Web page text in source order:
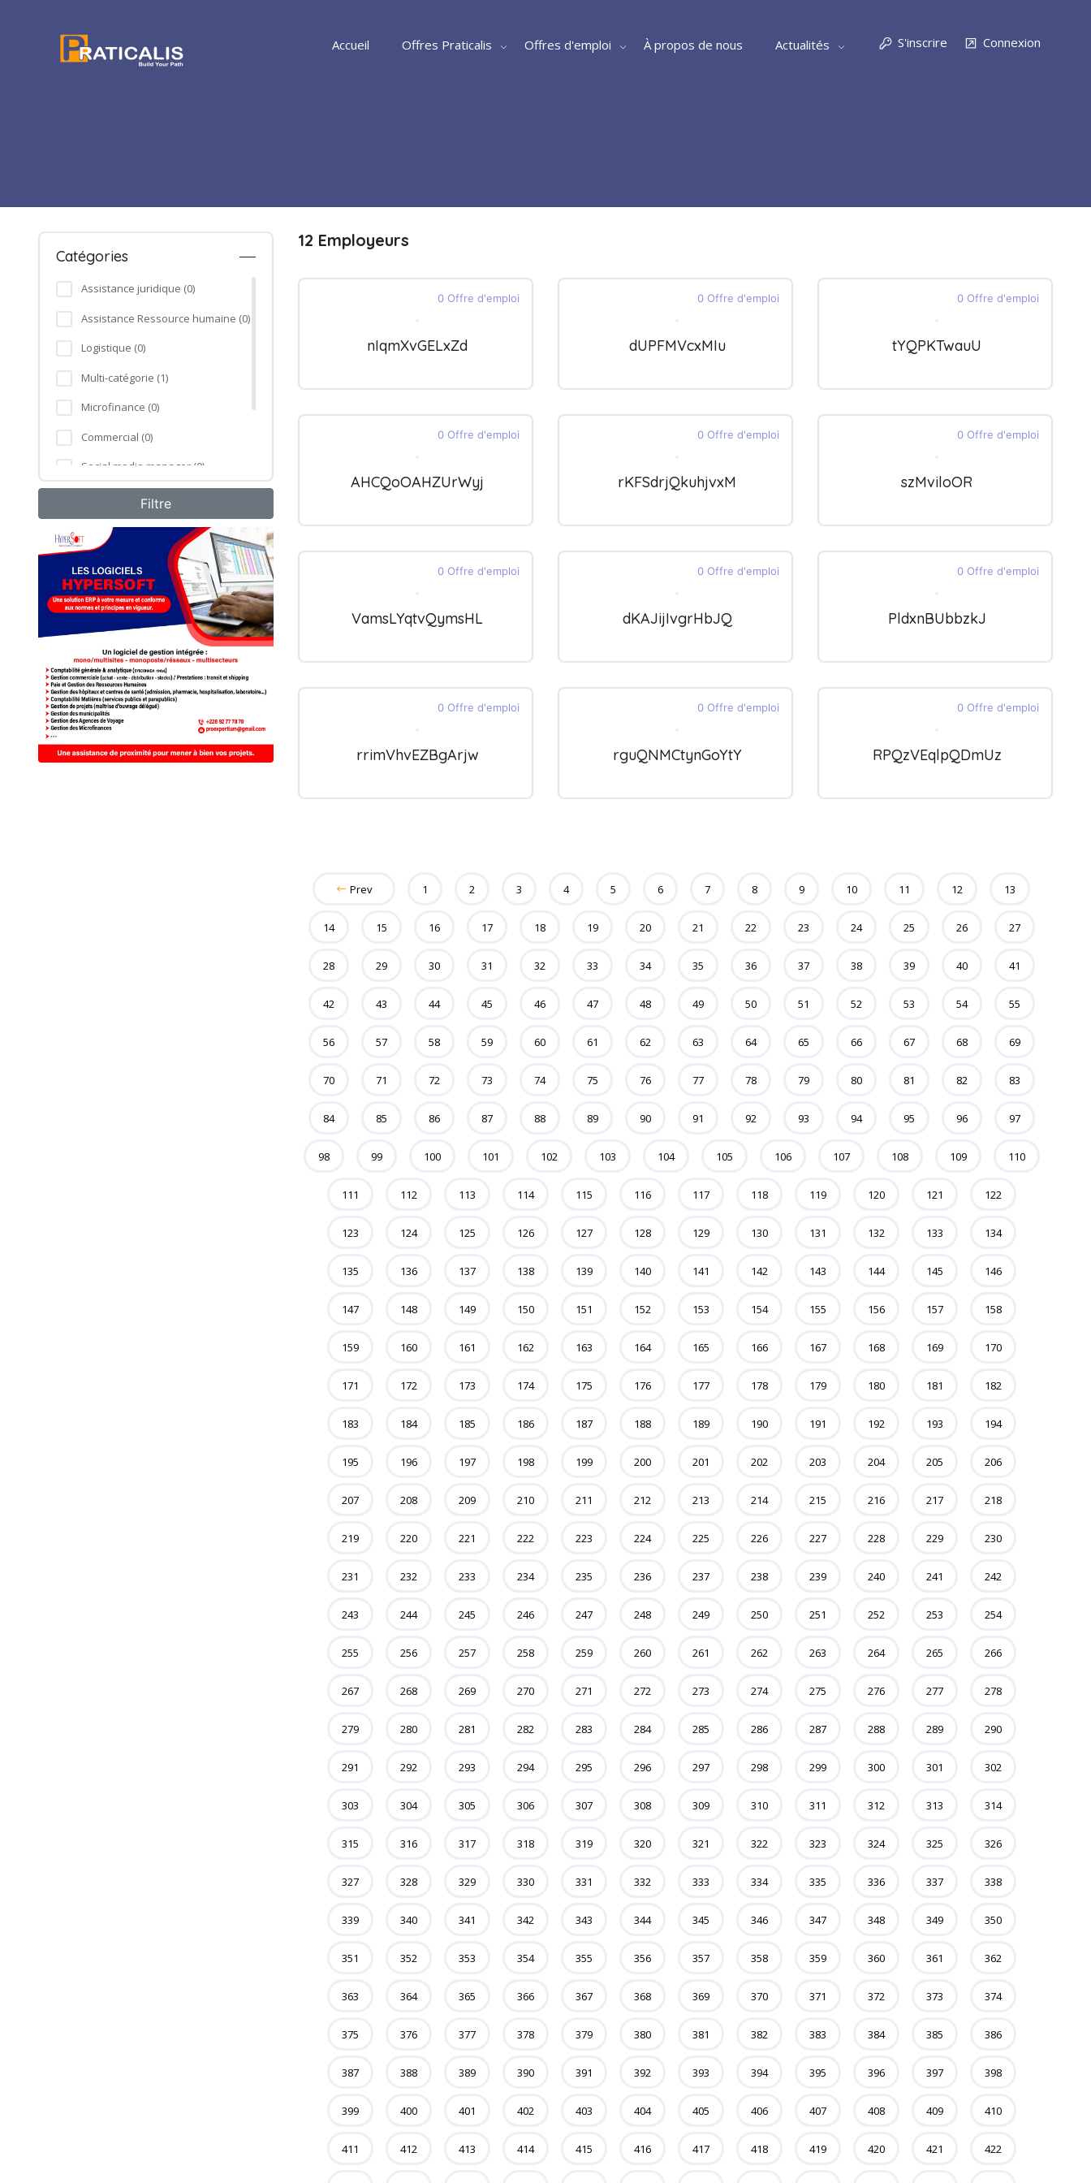
S'inscrire Connexion
Accueil Offres Praticalis Offres d'emploi À propos de nous Actualités
Catégories
Assistance juridique (0)
Assistance Ressource humaine (0)
Logistique (0)
Multi-catégorie (1)
Microfinance (0)
Commercial (0)
Social media manager (0)
Formation professionnelle (0)
Agro-industrie (0)
12 Employeurs
0 Offre d'emploi
nIqmXvGELxZd
0 Offre d'emploi
dUPFMVcxMIu
0 Offre d'emploi
tYQPKTwauU
0 Offre d'emploi
AHCQoOAHZUrWyj
0 Offre d'emploi
rKFSdrjQkuhjvxM
0 Offre d'emploi
szMviloOR
0 Offre d'emploi
VamsLYqtvQymsHL
0 Offre d'emploi
dKAJijIvgrHbJQ
0 Offre d'emploi
PldxnBUbbzkJ
0 Offre d'emploi
rrimVhvEZBgArjw
0 Offre d'emploi
rguQNMCtynGoYtY
0 Offre d'emploi
RPQzVEqlpQDmUz
Prev 1 2 3 4 5 6 7 8 9 10 11 12 13
14 15 16 17 18 19 20 21 22 23 24 25 26 27
28 29 30 31 32 33 34 35 36 37 38 39 40 41
42 43 44 45 46 47 48 49 50 51 52 53 54 55
56 57 58 59 60 61 62 63 64 65 66 67 68 69
70 71 72 73 74 75 76 77 78 79 80 81 82 83
84 85 86 87 88 89 90 91 92 93 94 95 96 97
98 99 100 101 102 103 104 105 106 107 108 109 110
111 112 113 114 115 116 117 118 119 120 121 122
123 124 125 126 127 128 129 130 131 132 133 134
135 136 137 138 139 140 141 142 143 144 145 146
147 148 149 150 151 152 153 154 155 156 157 158
159 160 161 162 163 164 165 166 167 168 169 170
171 172 173 174 175 176 177 178 179 180 181 182
183 184 185 186 187 188 189 190 191 192 193 194
195 196 197 198 199 200 201 202 203 204 205 206
207 208 209 210 211 212 213 214 215 216 217 218
219 220 221 222 223 224 225 226 227 228 229 230
231 232 233 234 235 236 237 238 239 240 241 242
243 244 245 246 247 248 249 250 251 252 253 254
255 256 257 258 259 260 261 262 263 264 265 266
267 268 269 270 271 272 273 274 275 276 277 278
279 280 281 282 283 284 285 286 287 288 289 290
291 292 293 294 295 296 297 298 299 300 301 302
303 304 305 306 307 308 309 310 311 312 313 314
315 316 317 318 319 320 321 322 323 324 325 326
327 328 329 330 331 332 333 334 335 336 337 338
339 340 341 342 343 344 345 346 347 348 349 350
351 352 353 354 355 356 357 358 359 360 361 362
363 364 365 366 367 368 369 370 371 372 373 374
375 376 377 378 379 380 381 382 383 384 385 386
387 388 389 390 391 392 393 394 395 396 397 398
399 400 401 402 403 404 405 406 407 408 409 410
411 412 413 414 415 416 417 418 419 420 421 422